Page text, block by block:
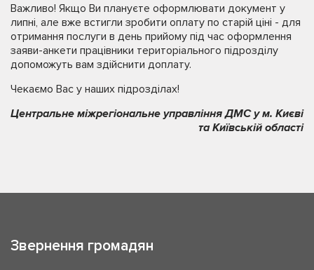
Важливо! Якщо Ви плануєте оформлювати документ у
липні, але вже встигли зробити оплату по старій ціні - для
отримання послуги в день прийому під час оформлення
заяви-анкети працівники територіального підрозділу
допоможуть вам здійснити доплату.
Чекаємо Вас у наших підрозділах!
Центральне міжрегіональне управління ДМС у м. Києві
та Київській області
Звернення громадян